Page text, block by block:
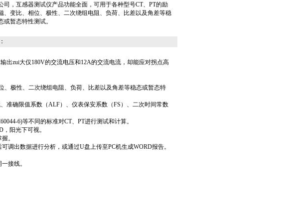
司，互感器测试仪产品功能全面，可用于各种型号CT、PT的励
、变比、相位、极性、二次绕组电阻、负荷、比差以及角差等稳
或暂态特性测试。
出zui大仅180V的交流电压和12A的交流电流，却能应对拐点高
极性、二次绕组电阻、负荷、比差以及角差等稳态或暂态特
准确限值系数（ALF）、仪表保安系数（FS）、二次时间常数
6)等不同的标准对CT、PT进行测试和计算。
阳光下可视。
。
调出数据进行分析，或通过U盘上传至PC机生成WORD报告。
接线。